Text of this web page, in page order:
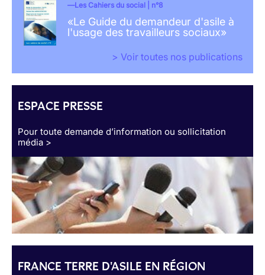
Les Cahiers du social | n°8
«Le Guide du demandeur d'asile à
l'usage des travailleurs sociaux»
> Voir toutes nos publications
ESPACE PRESSE
Pour toute demande d’information ou sollicitation
média >
FRANCE TERRE D'ASILE EN RÉGION